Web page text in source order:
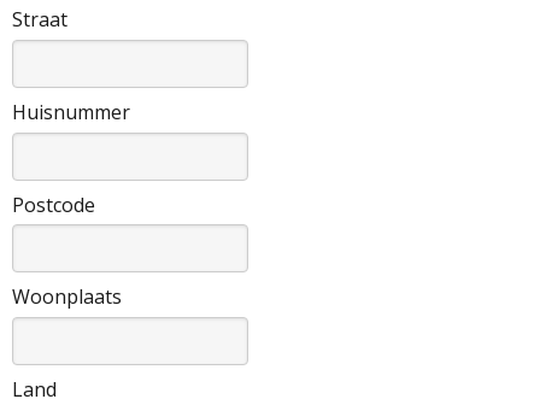
Straat
Huisnummer
Postcode
Woonplaats
Land